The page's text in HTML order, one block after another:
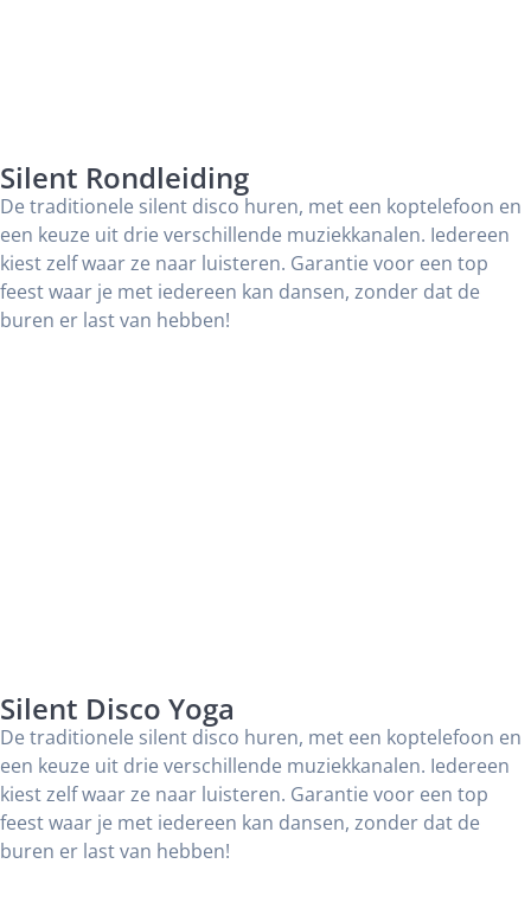
Silent Rondleiding
De traditionele silent disco huren, met een koptelefoon en
een keuze uit drie verschillende muziekkanalen. Iedereen
kiest zelf waar ze naar luisteren. Garantie voor een top
feest waar je met iedereen kan dansen, zonder dat de
buren er last van hebben!
Silent Disco Yoga
De traditionele silent disco huren, met een koptelefoon en
een keuze uit drie verschillende muziekkanalen. Iedereen
kiest zelf waar ze naar luisteren. Garantie voor een top
feest waar je met iedereen kan dansen, zonder dat de
buren er last van hebben!